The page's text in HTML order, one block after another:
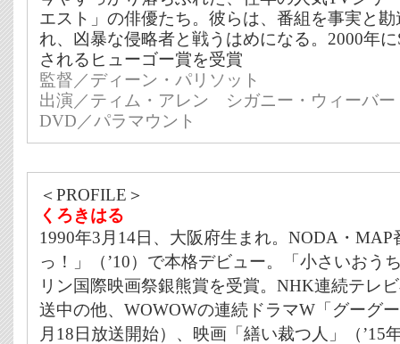
エスト」の俳優たち。彼らは、番組を事実と
れ、凶暴な侵略者と戦うはめになる。2000年
されるヒューゴー賞を受賞
監督／ディーン・パリソット
出演／ティム・アレン シガニー・ウィーバ
DVD／パラマウント
＜PROFILE＞
くろきはる
1990年3月14日、大阪府生まれ。NODA・
っ！」（’10）で本格デビュー。「小さいおう
リン国際映画祭銀熊賞を受賞。NHK連続テレ
送中の他、WOWOWの連続ドラマW「グーグ
月18日放送開始）、映画「繕い裁つ人」（’15